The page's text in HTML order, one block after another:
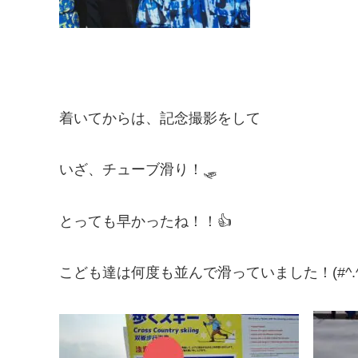
着いてからは、記念撮影をして
いざ、チューブ滑り！🛷
とっても早かったね！！👍
こども達は何度も並んで滑っていました！